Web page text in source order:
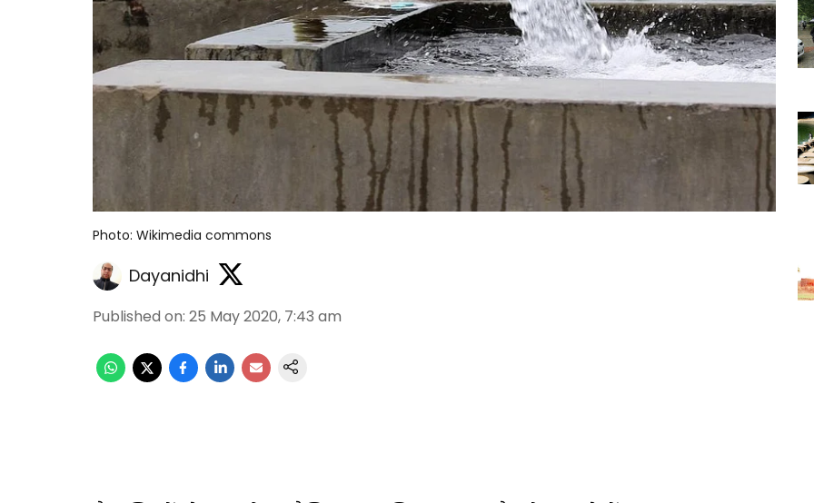
Photo: Wikimedia commons
Dayanidhi
Published on: 25 May 2020, 7:43 am